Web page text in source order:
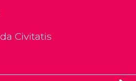
Civitatis